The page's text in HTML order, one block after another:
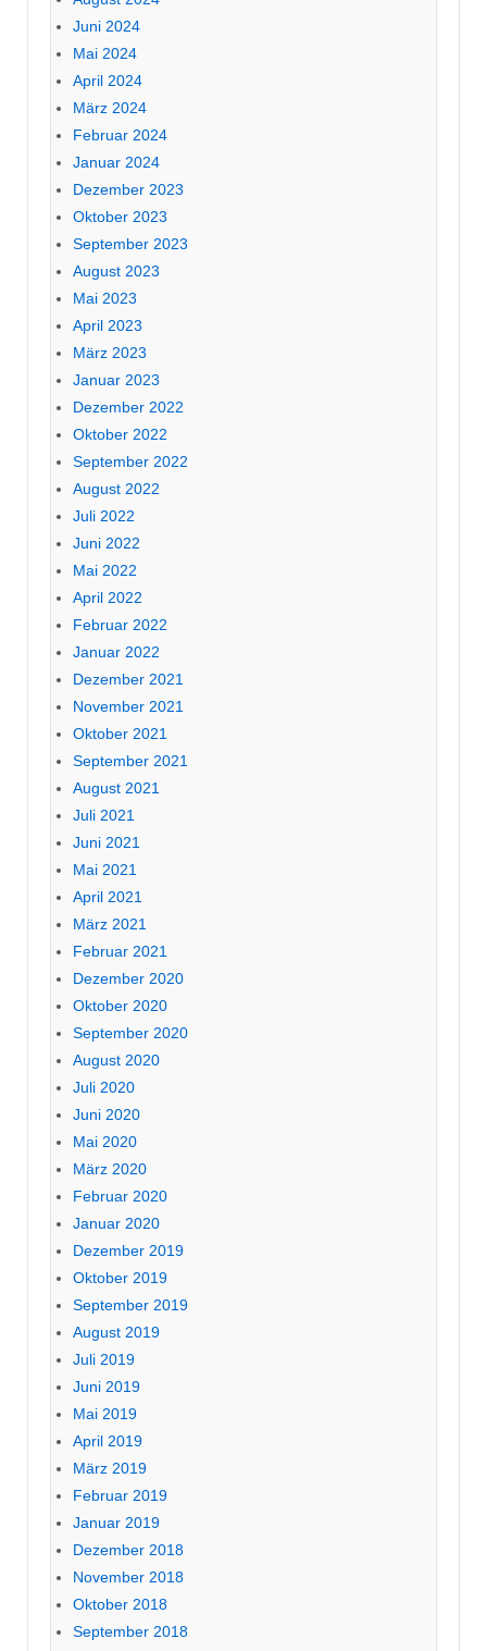
Juni 2024
Mai 2024
April 2024
März 2024
Februar 2024
Januar 2024
Dezember 2023
Oktober 2023
September 2023
August 2023
Mai 2023
April 2023
März 2023
Januar 2023
Dezember 2022
Oktober 2022
September 2022
August 2022
Juli 2022
Juni 2022
Mai 2022
April 2022
Februar 2022
Januar 2022
Dezember 2021
November 2021
Oktober 2021
September 2021
August 2021
Juli 2021
Juni 2021
Mai 2021
April 2021
März 2021
Februar 2021
Dezember 2020
Oktober 2020
September 2020
August 2020
Juli 2020
Juni 2020
Mai 2020
März 2020
Februar 2020
Januar 2020
Dezember 2019
Oktober 2019
September 2019
August 2019
Juli 2019
Juni 2019
Mai 2019
April 2019
März 2019
Februar 2019
Januar 2019
Dezember 2018
November 2018
Oktober 2018
September 2018